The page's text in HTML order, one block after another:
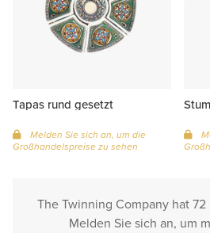
Tapas rund gesetzt
Melden Sie sich an, um die
Großhandelspreise zu sehen
The Twinning Company hat
Melden Sie sich an, um